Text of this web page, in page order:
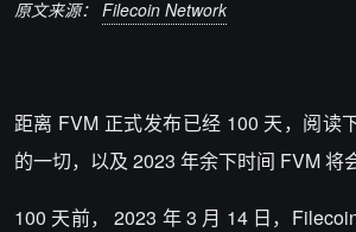
原文来源： Filecoin Network
距离 FVM 正式发布已经 100 天，阅读
的一切，以及 2023 年余下时间 FVM 将
100 天前， 2023 年 3 月 14 日，